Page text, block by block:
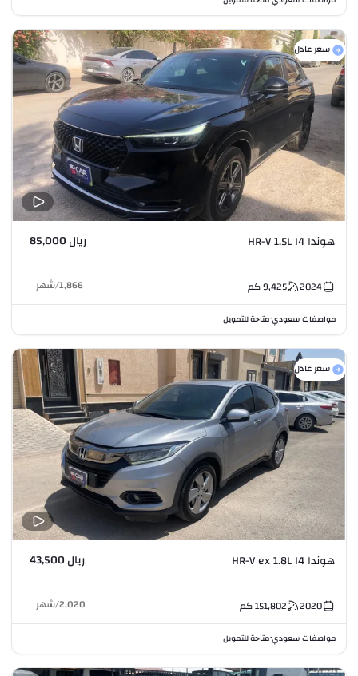
سعر عادل
هوندا HR-V 1.5L I4 ريال 85,000
2024
9,425كم 1,866
/شهر
مواصفات سعودي•متاحة للتمويل
سعر عادل
هوندا HR-V ex 1.8L I4 ريال 43,500
2020
151,802كم 2,020
/شهر
مواصفات سعودي•متاحة للتمويل